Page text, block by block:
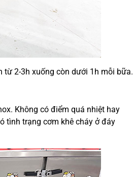
từ 2-3h xuống còn dưới 1h mỗi bữa.
Không có điểm quá nhiệt hay
tình trạng cơm khê cháy ở đáy